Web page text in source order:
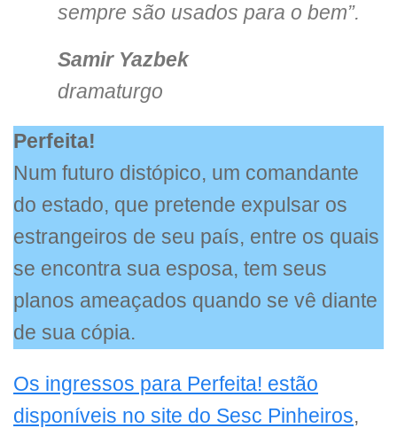
sempre são usados para o bem”.
Samir Yazbek
dramaturgo
Perfeita!
Num futuro distópico, um comandante
do estado, que pretende expulsar os
estrangeiros de seu país, entre os quais
se encontra sua esposa, tem seus
planos ameaçados quando se vê diante
de sua cópia.
Os ingressos para Perfeita! estão
disponíveis no site do Sesc Pinheiros,